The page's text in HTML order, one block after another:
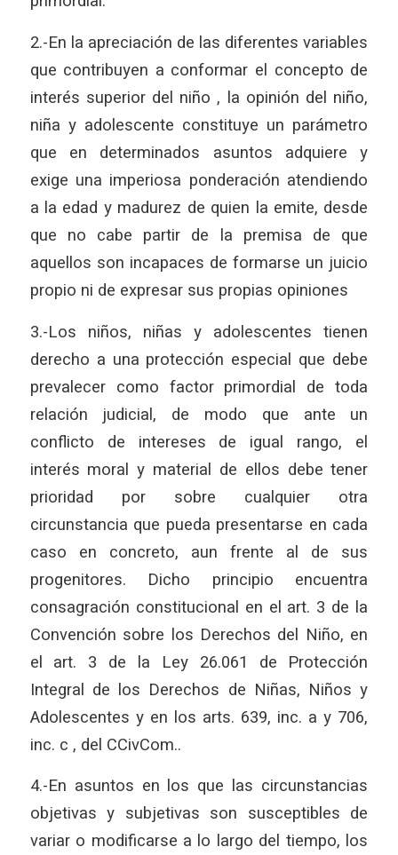
2.-En la apreciación de las diferentes variables
que contribuyen a conformar el concepto de
interés superior del niño , la opinión del niño,
niña y adolescente constituye un parámetro
que en determinados asuntos adquiere y
exige una imperiosa ponderación atendiendo
a la edad y madurez de quien la emite, desde
que no cabe partir de la premisa de que
aquellos son incapaces de formarse un juicio
propio ni de expresar sus propias opiniones
3.-Los niños, niñas y adolescentes tienen
derecho a una protección especial que debe
prevalecer como factor primordial de toda
relación judicial, de modo que ante un
conflicto de intereses de igual rango, el
interés moral y material de ellos debe tener
prioridad por sobre cualquier otra
circunstancia que pueda presentarse en cada
caso en concreto, aun frente al de sus
progenitores. Dicho principio encuentra
consagración constitucional en el art. 3 de la
Convención sobre los Derechos del Niño, en
el art. 3 de la Ley 26.061 de Protección
Integral de los Derechos de Niñas, Niños y
Adolescentes y en los arts. 639, inc. a y 706,
inc. c , del CCivCom..
4.-En asuntos en los que las circunstancias
objetivas y subjetivas son susceptibles de
variar o modificarse a lo largo del tiempo, los